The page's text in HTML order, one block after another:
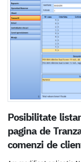
Posibilitate
pagina de
comenzi de